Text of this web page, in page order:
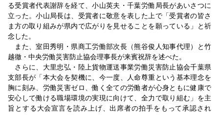
る受賞者代表謝辞を経て、小山英夫・千葉労働局長があいさつに
立った。小山局長は、受賞者に敬意を表した上で「受賞者の皆さ
ま方の取り組みが県内で広がりを見せることを願っている」と祈
念した。
また、室田秀明・県商工労働部次長（熊谷俊人知事代理）と竹
越徹・中央労働災害防止協会理事長が来賓祝辞を述べた。
さらに、大里忠弘・陸上貨物運送事業労働災害防止協会千葉県
支部長が「本大会を契機に、今一度、人命尊重という基本理念を
胸に刻み、労働災害ゼロ、働く全ての労働者が心身ともに健康で
安心して働ける職場環境の実現に向けて、全力で取り組む」を主
旨とする大会宣言を読み上げ、出席者の拍手をもって承認され